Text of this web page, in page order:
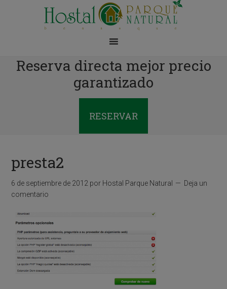
Reserva directa mejor precio
garantizado
RESERVAR
presta2
6 de septiembre de 2012 por Hostal Parque Natural
Deja un
comentario